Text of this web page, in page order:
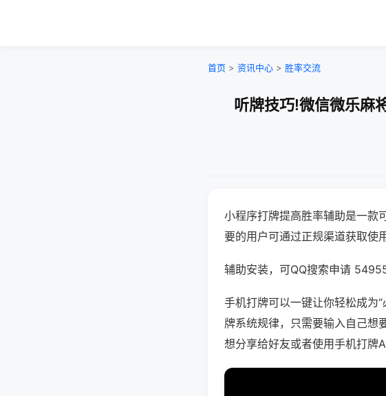
首页 > 资讯中心 > 胜率交流
听牌技巧!微信微乐麻
小程序打牌提高胜率辅助是一款
要的用户可通过正规渠道获取使用
辅助安装，可QQ搜索申请
手机打牌可以一键让你轻松成为
牌系统规律，只需要输入自己想
想分享给好友或者使用手机打牌